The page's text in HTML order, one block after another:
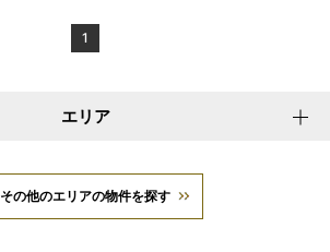
1
エリア
その他のエリアの物件を探す